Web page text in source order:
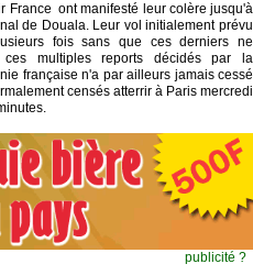
France ont manifesté leur colère jusqu'à
de Douala. Leur vol initialement prévu
fois sans que ces derniers ne
multiples reports décidés par la
française n'a par ailleurs jamais cessé
censés atterrir à Paris mercredi
publicité ?